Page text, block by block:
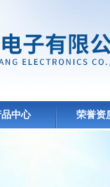
品中心 荣誉资